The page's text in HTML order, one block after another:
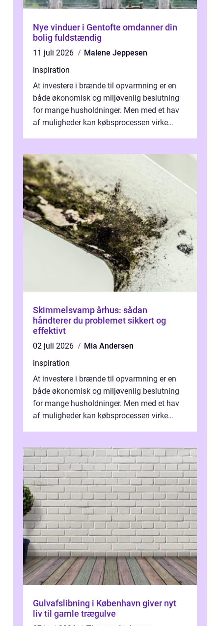
Nye vinduer i Gentofte omdanner din
bolig fuldstændig
11 juli 2026
Malene Jeppesen
inspiration
At investere i brænde til opvarmning er en
både økonomisk og miljøvenlig beslutning
for mange husholdninger. Men med et hav
af muligheder kan købsprocessen virke
Skimmelsvamp århus: sådan
håndterer du problemet sikkert og
effektivt
02 juli 2026
Mia Andersen
inspiration
At investere i brænde til opvarmning er en
både økonomisk og miljøvenlig beslutning
for mange husholdninger. Men med et hav
af muligheder kan købsprocessen virke
Gulvafslibning i København giver nyt
liv til gamle trægulve